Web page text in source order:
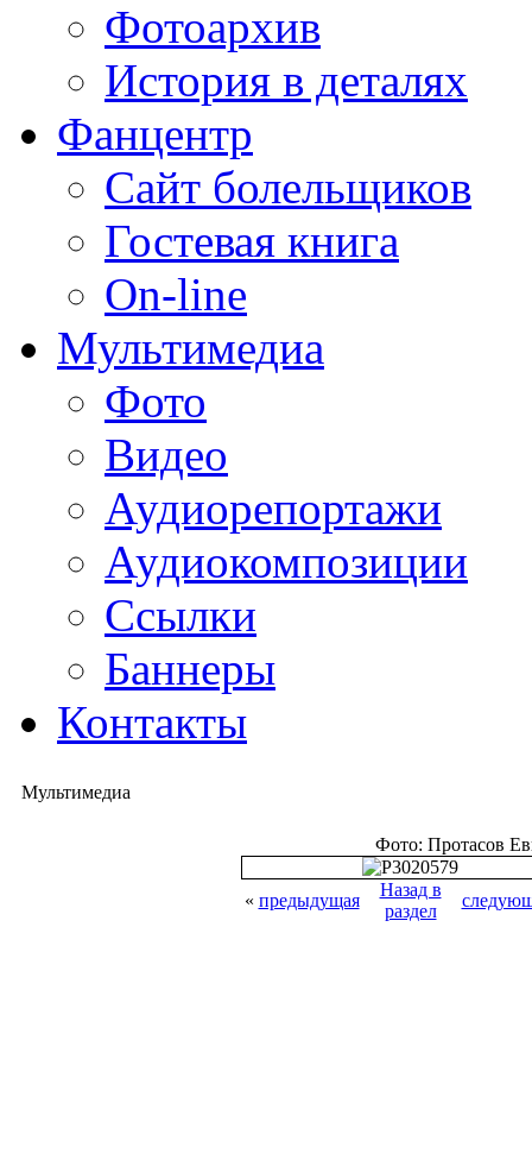
Фотоархив
История в деталях
Фанцентр
Сайт болельщиков
Гостевая книга
On-line
Мультимедиа
Фото
Видео
Аудиорепортажи
Аудиокомпозиции
Ссылки
Баннеры
Контакты
Мультимедиа
Фото: Протасов
« предыдущая
Назад в
раздел